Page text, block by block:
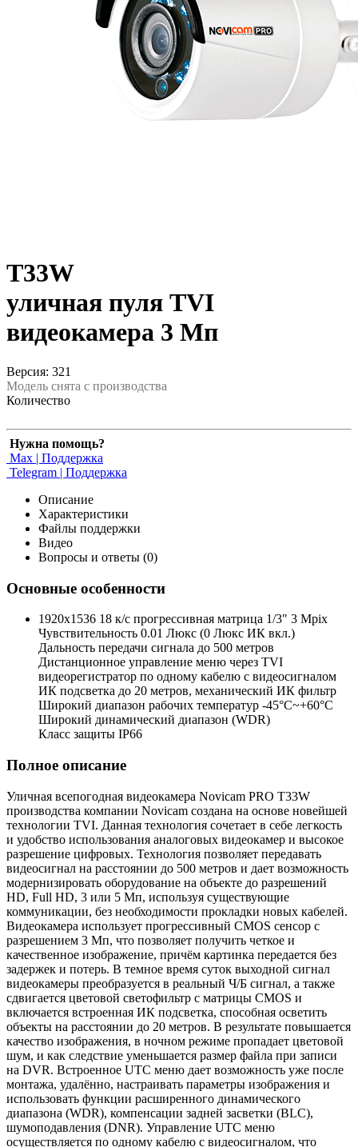
T33W
уличная пуля TVI
видеокамера 3 Мп
Версия: 321
Модель снята с производства
Количество
Нужна помощь?
Max | Поддержка
Telegram | Поддержка
Описание
Характеристики
Файлы поддержки
Видео
Вопросы и ответы (0)
Основные особенности
1920х1536 18 к/с прогрессивная матрица 1/3" 3 Mpix
Чувствительность 0.01 Люкс (0 Люкс ИК вкл.)
Дальность передачи сигнала до 500 метров
Дистанционное управление меню через TVI
видеорегистратор по одному кабелю с видеосигналом
ИК подсветка до 20 метров, механический ИК фильтр
Широкий диапазон рабочих температур -45°С~+60°С
Широкий динамический диапазон (WDR)
Класс защиты IP66
Полное описание
Уличная всепогодная видеокамера Novicam PRO T33W
производства компании Novicam создана на основе новейшей
технологии TVI. Данная технология сочетает в себе легкость
и удобство использования аналоговых видеокамер и высокое
разрешение цифровых. Технология позволяет передавать
видеосигнал на расстоянии до 500 метров и дает возможность
модернизировать оборудование на объекте до разрешений
HD, Full HD, 3 или 5 Мп, используя существующие
коммуникации, без необходимости прокладки новых кабелей.
Видеокамера использует прогрессивный CMOS сенсор с
разрешением 3 Мп, что позволяет получить четкое и
качественное изображение, причём картинка передается без
задержек и потерь. В темное время суток выходной сигнал
видеокамеры преобразуется в реальный Ч/Б сигнал, а также
сдвигается цветовой светофильтр с матрицы CMOS и
включается встроенная ИК подсветка, способная осветить
объекты на расстоянии до 20 метров. В результате повышается
качество изображения, в ночном режиме пропадает цветовой
шум, и как следствие уменьшается размер файла при записи
на DVR. Встроенное UTC меню дает возможность уже после
монтажа, удалённо, настраивать параметры изображения и
использовать функции расширенного динамического
диапазона (WDR), компенсации задней засветки (BLC),
шумоподавления (DNR). Управление UTC меню
осуществляется по одному кабелю с видеосигналом, что